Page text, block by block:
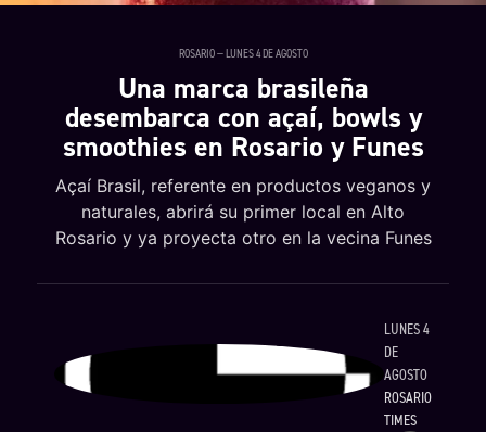
ROSARIO — LUNES 4 DE AGOSTO
Una marca brasileña
desembarca con açaí, bowls y
smoothies en Rosario y Funes
Açaí Brasil, referente en productos veganos y
naturales, abrirá su primer local en Alto
Rosario y ya proyecta otro en la vecina Funes
LUNES 4
DE
AGOSTO
ROSARIO
TIMES